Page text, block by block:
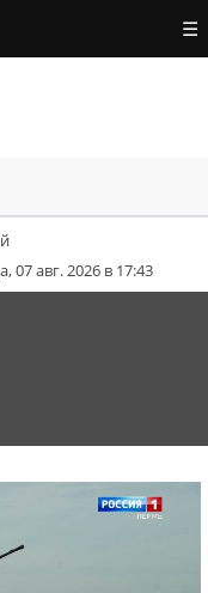
☰
для движения
07 авг. 2026 в 17:43